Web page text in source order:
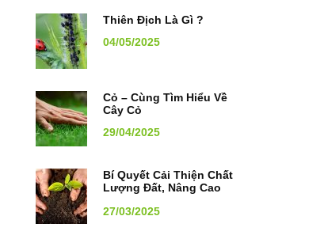
Thiên Địch Là Gì ?
04/05/2025
Cỏ – Cùng Tìm Hiểu Về
Cây Cỏ
29/04/2025
Bí Quyết Cải Thiện Chất
Lượng Đất, Nâng Cao
27/03/2025